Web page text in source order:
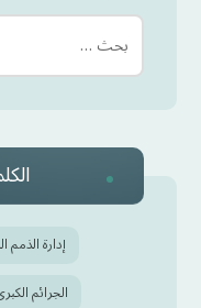
إدارة الذمم
الجرائم